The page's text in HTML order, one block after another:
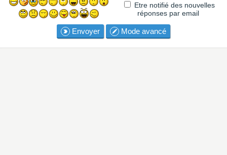
Etre notifié des nouvelles
réponses par email
Envoyer Mode avancé